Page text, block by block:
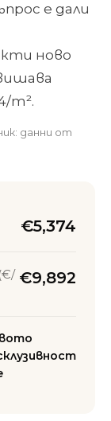
е дали
ново
m².
данни от
€5,374
€9,892